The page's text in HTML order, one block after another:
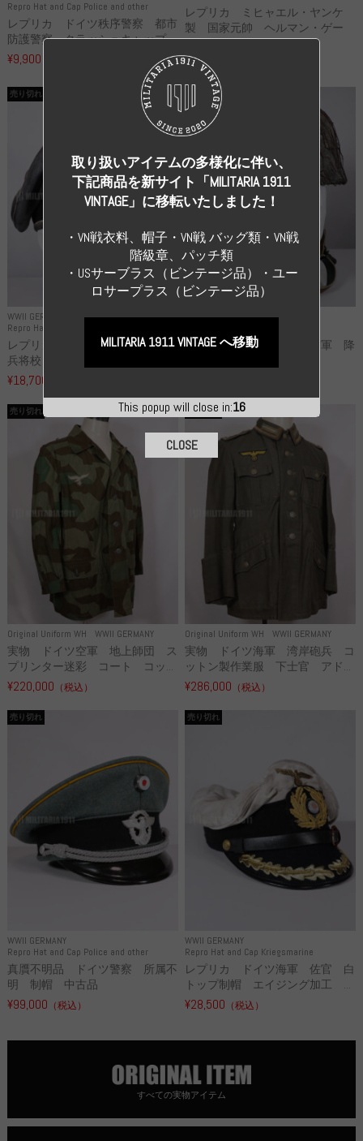
Repro Hat and Cap Police and other
レプリカ ドイツ秩序警察 都市
防護警察 クラッシュキャップ...
¥9,900
レプリカ ミヒャエル・ヤンケ
製 国家元帥 ヘルマン・ゲー
リ...
¥55,000
WWII GERMANY
Repro Hat and Cap SS and WSS
売り切れ
レプリカ 武装親衛隊 WSS 歩
兵将校 クラッシュキャップ ...
¥18,700
WWII GERMANY
売り切れ
高品質レプリカ ドイツ空軍 降
Original Uniform WH WWII GERMANY
売り切れ
実物 ドイツ空軍 地上師団 ス
プリンター迷彩 コート コッ...
¥220,000 （税込）
Original Uniform WH WWII GERMANY
売り切れ
実物 ドイツ海軍 湾岸砲兵 コ
ットン製作業服 下士官 アド...
¥286,000 （税込）
WWII GERMANY
Repro Hat and Cap Police and other
売り切れ
真贋不明品 ドイツ警察 所属不
明 制帽 中古品
¥99,000 （税込）
WWII GERMANY
Repro Hat and Cap Kriegsmarine
売り切れ
レプリカ ドイツ海軍 佐官 白
トップ制帽 エイジング加工 ...
¥28,500 （税込）
すべての実物アイテム
This popup will close in:15
取り扱いアイテムの多様化に伴い、
下記商品を新サイト「MILITARIA 1911
VINTAGE」に移転いたしました！
・VN戦衣料、帽子・VN戦 バッグ類・VN戦
階級章、パッチ類
・USサーブラス（ビンテージ品）・ユー
ロサープラス（ビンテージ品）
MILITARIA 1911 VINTAGE へ移動
CLOSE